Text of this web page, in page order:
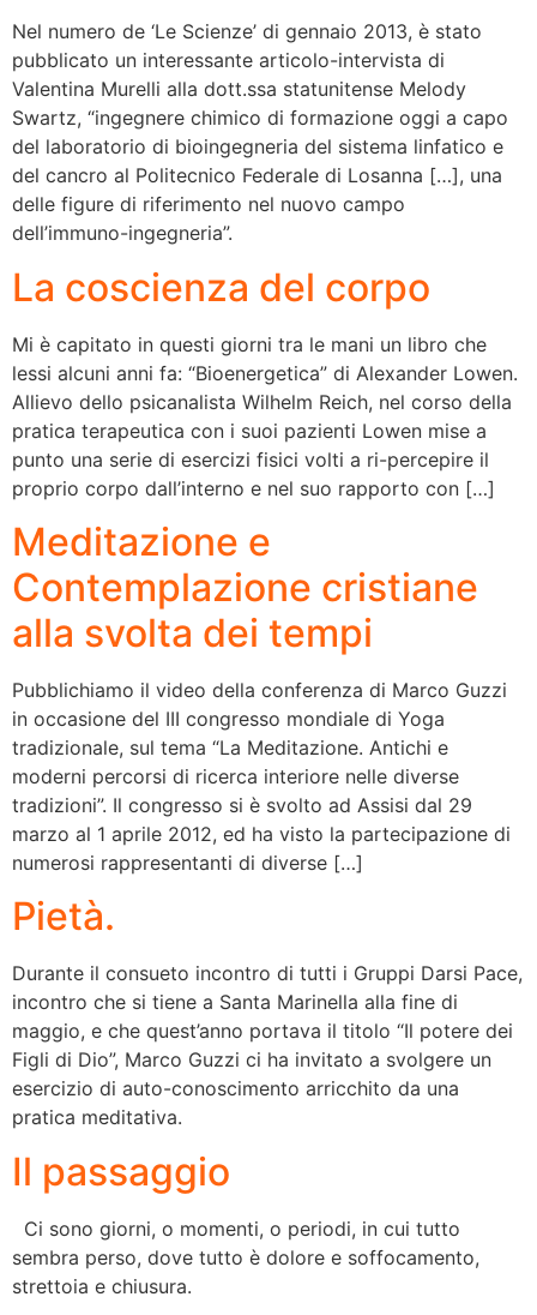
Nel numero de ‘Le Scienze’ di gennaio 2013, è stato
pubblicato un interessante articolo-intervista di
Valentina Murelli alla dott.ssa statunitense Melody
Swartz, “ingegnere chimico di formazione oggi a capo
del laboratorio di bioingegneria del sistema linfatico e
del cancro al Politecnico Federale di Losanna […], una
delle figure di riferimento nel nuovo campo
dell’immuno-ingegneria”.
La coscienza del corpo
Mi è capitato in questi giorni tra le mani un libro che
lessi alcuni anni fa: “Bioenergetica” di Alexander Lowen.
Allievo dello psicanalista Wilhelm Reich, nel corso della
pratica terapeutica con i suoi pazienti Lowen mise a
punto una serie di esercizi fisici volti a ri-percepire il
proprio corpo dall’interno e nel suo rapporto con […]
Meditazione e
Contemplazione cristiane
alla svolta dei tempi
Pubblichiamo il video della conferenza di Marco Guzzi
in occasione del III congresso mondiale di Yoga
tradizionale, sul tema “La Meditazione. Antichi e
moderni percorsi di ricerca interiore nelle diverse
tradizioni”. Il congresso si è svolto ad Assisi dal 29
marzo al 1 aprile 2012, ed ha visto la partecipazione di
numerosi rappresentanti di diverse […]
Pietà.
Durante il consueto incontro di tutti i Gruppi Darsi Pace,
incontro che si tiene a Santa Marinella alla fine di
maggio, e che quest’anno portava il titolo “Il potere dei
Figli di Dio”, Marco Guzzi ci ha invitato a svolgere un
esercizio di auto-conoscimento arricchito da una
pratica meditativa.
Il passaggio
Ci sono giorni, o momenti, o periodi, in cui tutto
sembra perso, dove tutto è dolore e soffocamento,
strettoia e chiusura.